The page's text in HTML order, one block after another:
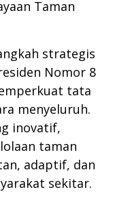
Taman
strategis
Nomor 8
tata
menyeluruh.
inovatif,
taman
adaptif, dan
sekitar.